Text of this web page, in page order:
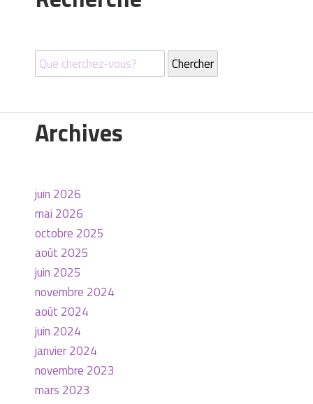
Archives
juin 2026
mai 2026
octobre 2025
août 2025
juin 2025
novembre 2024
août 2024
juin 2024
janvier 2024
novembre 2023
mars 2023